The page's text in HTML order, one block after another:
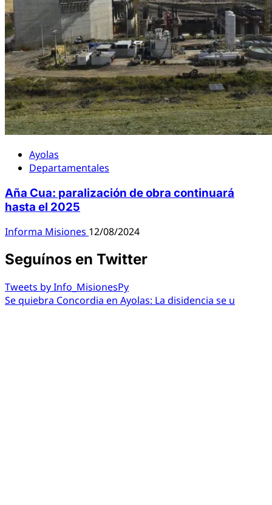
Ayolas
Departamentales
Aña Cua: paralización de obra continuará
hasta el 2025
Informa Misiones 12/08/2024
Seguínos en Twitter
Tweets by Info_MisionesPy
Se quiebra Concordia en Ayolas: La disidencia se u